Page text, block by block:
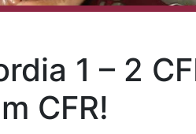
1 – 2
CFR!